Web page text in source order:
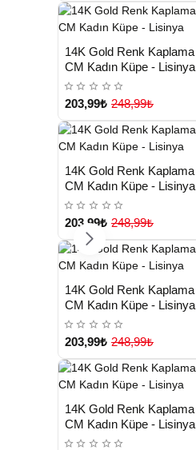
TESLİMAT
Yeni Ürün
14K Gold Renk Kaplama
CM Kadın Küpe - Lisinya
203,99₺ 248,99₺
TESLİMAT
Yeni Ürün
14K Gold Renk Kaplama
CM Kadın Küpe - Lisinya
203,99₺ 248,99₺
TESLİMAT
Yeni Ürün
14K Gold Renk Kaplama
CM Kadın Küpe - Lisinya
203,99₺ 248,99₺
TESLİMAT
Yeni Ürün
14K Gold Renk Kaplama
CM Kadın Küpe - Lisinya